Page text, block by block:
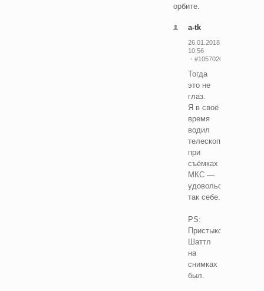
орбите.
a-tk
26.01.2018
10:56
#10570207
Тогда
это не
глаз.
Я в своё
время
водил
телескоп
при
съёмках
МКС —
удовольствие
так себе.
PS:
Пристыкованный
Шаттл
на
снимках
был.